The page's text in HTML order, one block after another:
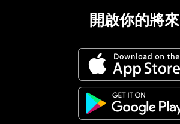
02-8979-6600
開啟你的將來